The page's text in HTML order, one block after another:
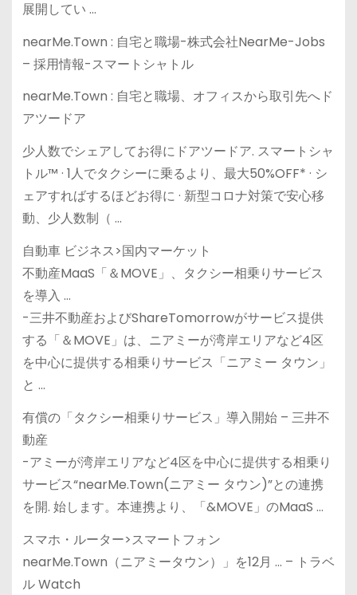
展開してい …
nearMe.Town : 自宅と職場-株式会社NearMe-Jobs
– 採用情報-スマートシャトル
nearMe.Town : 自宅と職場、オフィスから取引先へド
アツードア
少人数でシェアしてお得にドアツードア. スマートシャ
トル™ · 1人でタクシーに乗るより、最大50%OFF* · シ
ェアすればするほどお得に · 新型コロナ対策で安心移
動、少人数制（ …
自動車 ビジネス>国内マーケット
不動産MaaS「＆MOVE」、タクシー相乗りサービス
を導入 …
-三井不動産およびShareTomorrowがサービス提供
する「＆MOVE」は、ニアミーが湾岸エリアなど4区
を中心に提供する相乗りサービス「ニアミー タウン」
と …
有償の「タクシー相乗りサービス」導入開始 – 三井不
動産
-アミーが湾岸エリアなど4区を中心に提供する相乗り
サービス“nearMe.Town(ニアミー タウン)”との連携
を開. 始します。本連携より、「&MOVE」のMaaS …
スマホ・ルーター>スマートフォン
nearMe.Town（ニアミータウン）」を12月 … – トラベ
ル Watch